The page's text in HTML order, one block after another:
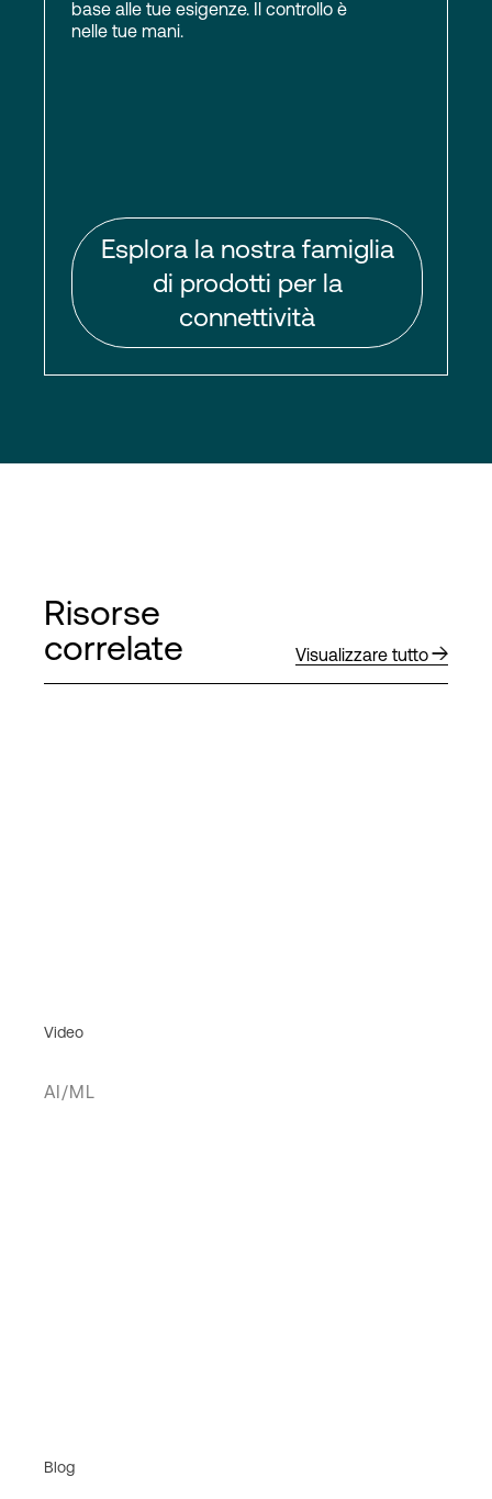
base alle tue esigenze. Il controllo è
nelle tue mani.
Esplora la nostra famiglia
di prodotti per la
connettività
Risorse
correlate
Visualizzare tutto
Video
AI/ML
Blog